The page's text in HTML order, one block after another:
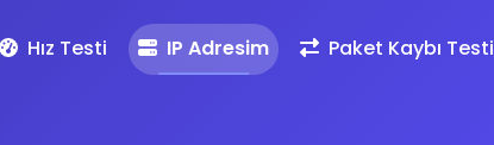
Hız Testi IP Adresim Paket Kaybı Testi